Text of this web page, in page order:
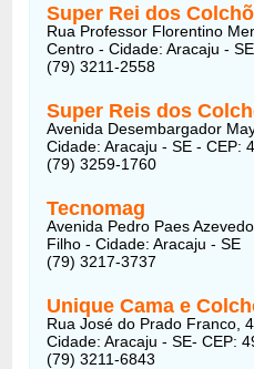
Super Rei dos
Rua Professor Florentino
Centro - Cidade: Aracaju -
(79) 3211-2558
Super Reis dos
Avenida Desembargador
Cidade: Aracaju - SE - CEP:
(79) 3259-1760
Tecnomag
Avenida Pedro Paes
Filho - Cidade: Aracaju - SE
(79) 3217-3737
Unique Cama e
Rua José do Prado Franco,
Cidade: Aracaju - SE- CEP:
(79) 3211-6843